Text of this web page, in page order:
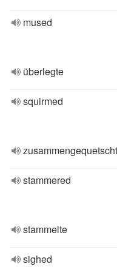
mused
überlegte
squirmed
zusammengequetscht
stammered
stammelte
sighed